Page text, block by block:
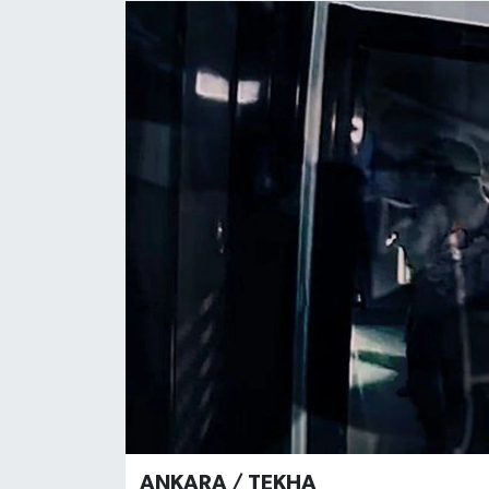
ANKARA / TEKHA